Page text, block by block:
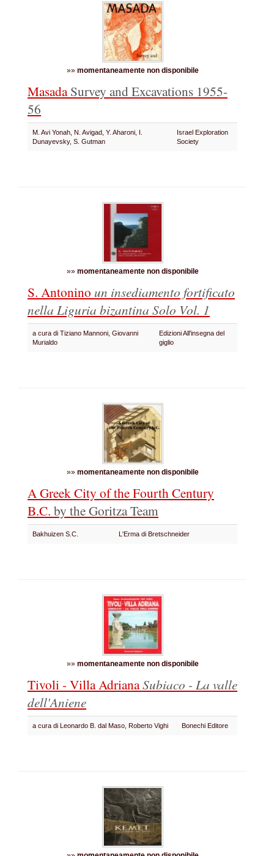
»» momentaneamente non disponibile
MasadaSurvey and Excavations 1955-
56
M. Avi Yonah, N. Avigad, Y. Aharoni, I.
Dunayevsky, S. Gutman
Israel Exploration
Society
»» momentaneamente non disponibile
S. Antonino un insediamento fortificato
nella Liguria bizantina Solo Vol. 1
a cura di Tiziano Mannoni, Giovanni
Murialdo
Edizioni All'insegna del
giglio
»» momentaneamente non disponibile
A Greek City of the Fourth Century
B.C. by the Goritza Team
Bakhuizen S.C. L'Erma di Bretschneider
»» momentaneamente non disponibile
Tivoli - Villa AdrianaSubiaco - La valle
dell'Aniene
a cura di Leonardo B. dal Maso, Roberto Vighi Bonechi Editore